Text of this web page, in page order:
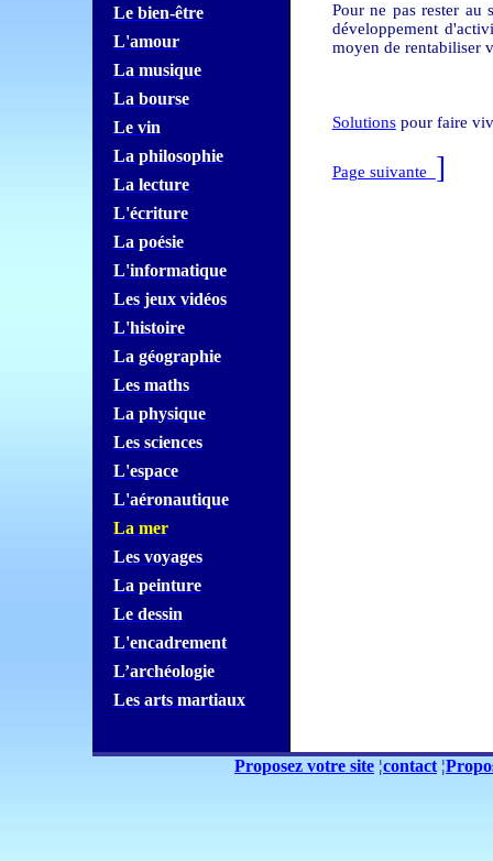
Le bien-être
L'amour
La musique
La bourse
Le vin
La philosophie
La lecture
L'écriture
La poésie
L'informatique
Les jeux vidéos
L'histoire
La géographie
Les maths
La physique
Les sciences
L'espace
L'aéronautique
La mer
Les voyages
La peinture
Le dessin
L'encadrement
L’archéologie
Les arts martiaux
Pour ne pas rester au
développement
moyen de rentabiliser
Solutionspour faire
Page suivante ]
Proposez votre site ¦contact ¦